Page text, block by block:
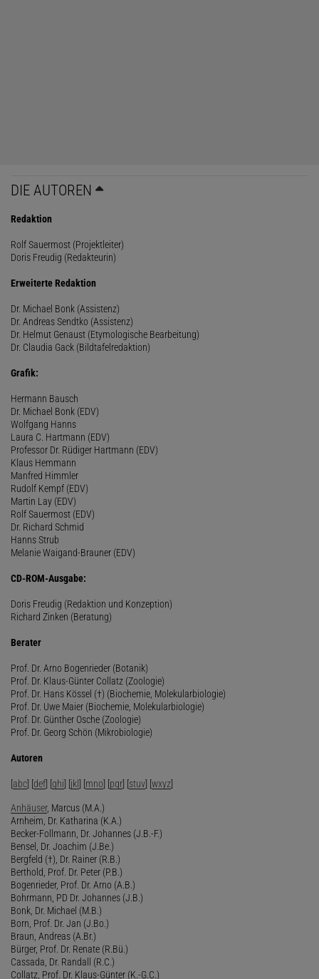
DIE AUTOREN
Redaktion
Rolf Sauermost (Projektleiter)
Doris Freudig (Redakteurin)
Erweiterte Redaktion
Dr. Michael Bonk (Assistenz)
Dr. Andreas Sendtko (Assistenz)
Dr. Helmut Genaust (Etymologische Bearbeitung)
Dr. Claudia Gack (Bildtafelredaktion)
Grafik:
Hermann Bausch
Dr. Michael Bonk (EDV)
Wolfgang Hanns
Laura C. Hartmann (EDV)
Professor Dr. Rüdiger Hartmann (EDV)
Klaus Hemmann
Manfred Himmler
Rudolf Kempf (EDV)
Martin Lay (EDV)
Rolf Sauermost (EDV)
Dr. Richard Schmid
Hanns Strub
Melanie Waigand-Brauner (EDV)
CD-ROM-Ausgabe:
Doris Freudig (Redaktion und Konzeption)
Richard Zinken (Beratung)
Berater
Prof. Dr. Arno Bogenrieder (Botanik)
Prof. Dr. Klaus-Günter Collatz (Zoologie)
Prof. Dr. Hans Kössel (†) (Biochemie, Molekularbiologie)
Prof. Dr. Uwe Maier (Biochemie, Molekularbiologie)
Prof. Dr. Günther Osche (Zoologie)
Prof. Dr. Georg Schön (Mikrobiologie)
Autoren
[abc] [def] [ghi] [jkl] [mno] [pqr] [stuv] [wxyz]
Anhäuser, Marcus (M.A.)
Arnheim, Dr. Katharina (K.A.)
Becker-Follmann, Dr. Johannes (J.B.-F.)
Bensel, Dr. Joachim (J.Be.)
Bergfeld (†), Dr. Rainer (R.B.)
Berthold, Prof. Dr. Peter (P.B.)
Bogenrieder, Prof. Dr. Arno (A.B.)
Bohrmann, PD Dr. Johannes (J.B.)
Bonk, Dr. Michael (M.B.)
Born, Prof. Dr. Jan (J.Bo.)
Braun, Andreas (A.Br.)
Bürger, Prof. Dr. Renate (R.Bü.)
Cassada, Dr. Randall (R.C.)
Collatz, Prof. Dr. Klaus-Günter (K.-G.C.)